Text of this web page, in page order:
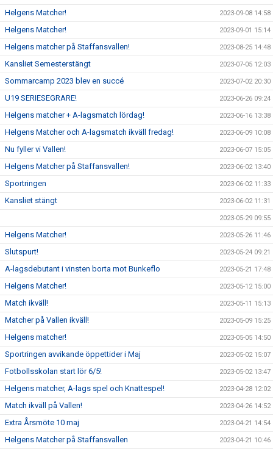
Helgens Matcher! 2023-09-08 14:58
Helgens Matcher! 2023-09-01 15:14
Helgens matcher på Staffansvallen! 2023-08-25 14:48
Kansliet Semesterstängt 2023-07-05 12:03
Sommarcamp 2023 blev en succé 2023-07-02 20:30
U19 SERIESEGRARE! 2023-06-26 09:24
Helgens matcher + A-lagsmatch lördag! 2023-06-16 13:38
Helgens Matcher och A-lagsmatch ikväll fredag! 2023-06-09 10:08
Nu fyller vi Vallen! 2023-06-07 15:05
Helgens Matcher på Staffansvallen! 2023-06-02 13:40
Sportringen 2023-06-02 11:33
Kansliet stängt 2023-06-02 11:31
2023-05-29 09:55
Helgens Matcher! 2023-05-26 11:46
Slutspurt! 2023-05-24 09:21
A-lagsdebutant i vinsten borta mot Bunkeflo 2023-05-21 17:48
Helgens Matcher! 2023-05-12 15:00
Match ikväll! 2023-05-11 15:13
Matcher på Vallen ikväll! 2023-05-09 15:25
Helgens matcher! 2023-05-05 14:50
Sportringen avvikande öppettider i Maj 2023-05-02 15:07
Fotbollsskolan start lör 6/5! 2023-05-02 13:47
Helgens matcher, A-lags spel och Knattespel! 2023-04-28 12:02
Match ikväll på Vallen! 2023-04-26 14:52
Extra Årsmöte 10 maj 2023-04-21 14:54
Helgens Matcher på Staffansvallen 2023-04-21 10:46